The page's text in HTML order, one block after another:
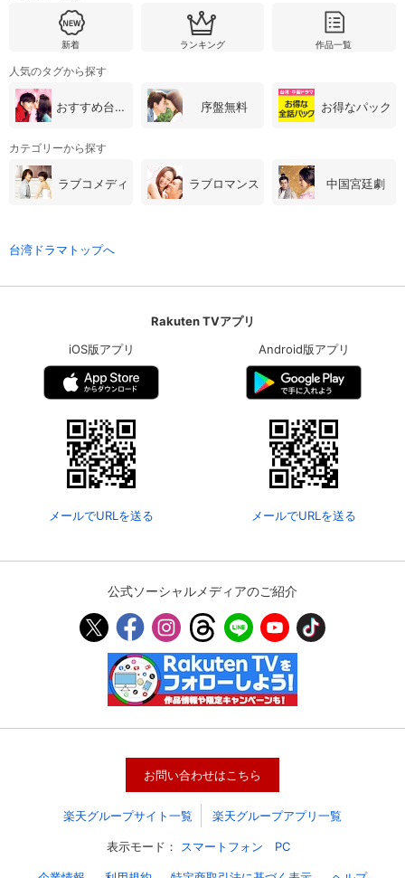
会員設定 会員情報 閉じる
ジットカード情報の変更が可能です。
決済方法変更 決済方法の変更が可能です。
新着 ランキング 作品一覧
人気のタグから探す
おすすめ台湾・中国ドラマ 序盤無料 お得なパック
カテゴリーから探す
ラブコメディ ラブロマンス 中国宮廷劇
台湾ドラマトップへ
Rakuten TVアプリ
iOS版アプリ
メールでURLを送る
Android版アプリ
メールでURLを送る
公式ソーシャルメディアのご紹介
お問い合わせはこちら
楽天グループサイト一覧 楽天グループアプリ一覧
表示モード： スマートフォン PC